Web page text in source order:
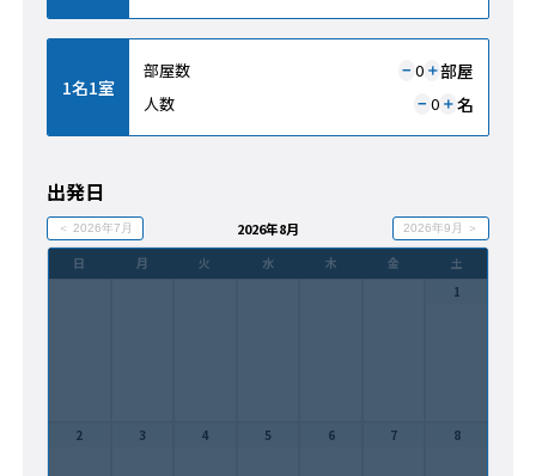
1名1室
部屋数 − 0 ＋部屋
人数 − 0 ＋ 名
出発日
＜ 2026年7月 2026年8月 2026年9月 ＞
日 月 火 水 木 金
土
1
2 3 4 5 6 7 8